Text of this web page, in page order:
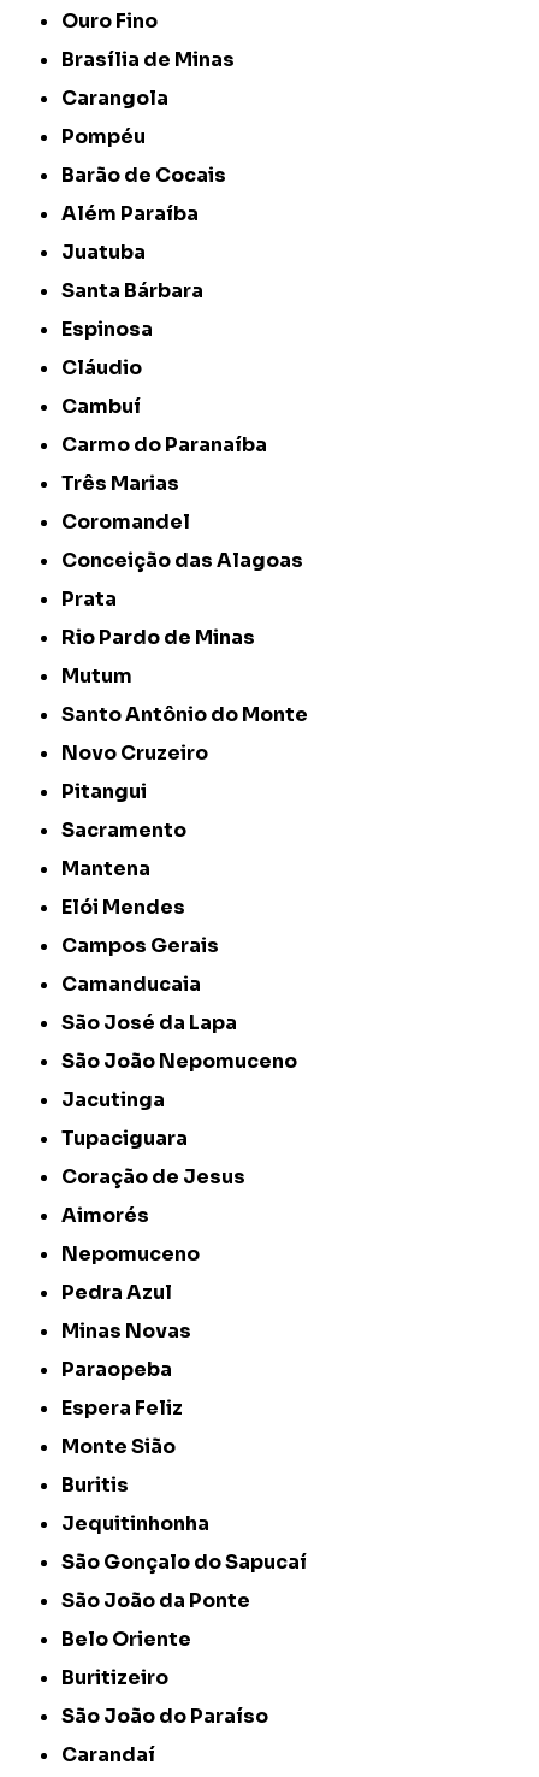
Ouro Fino
Brasília de Minas
Carangola
Pompéu
Barão de Cocais
Além Paraíba
Juatuba
Santa Bárbara
Espinosa
Cláudio
Cambuí
Carmo do Paranaíba
Três Marias
Coromandel
Conceição das Alagoas
Prata
Rio Pardo de Minas
Mutum
Santo Antônio do Monte
Novo Cruzeiro
Pitangui
Sacramento
Mantena
Elói Mendes
Campos Gerais
Camanducaia
São José da Lapa
São João Nepomuceno
Jacutinga
Tupaciguara
Coração de Jesus
Aimorés
Nepomuceno
Pedra Azul
Minas Novas
Paraopeba
Espera Feliz
Monte Sião
Buritis
Jequitinhonha
São Gonçalo do Sapucaí
São João da Ponte
Belo Oriente
Buritizeiro
São João do Paraíso
Carandaí